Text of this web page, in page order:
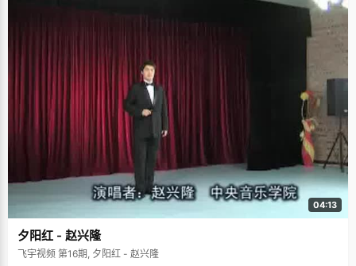
04:13
夕阳红 - 赵兴隆
飞宇视频 第16期, 夕阳红 - 赵兴隆